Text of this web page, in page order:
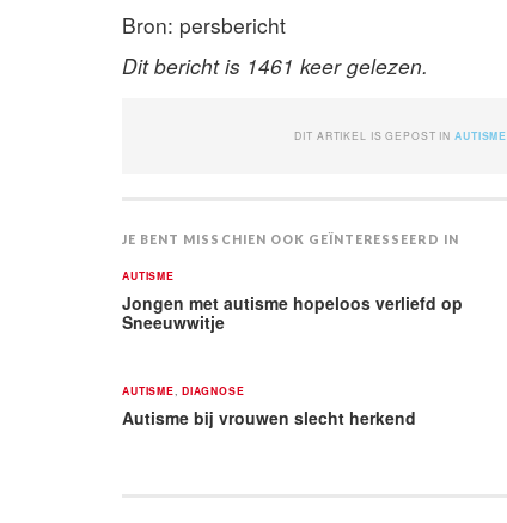
Bron: persbericht
Dit bericht is 1461 keer gelezen.
DIT ARTIKEL IS GEPOST INAUTISME
JE BENT MISSCHIEN OOK GEÏNTERESSEERD IN
AUTISME
Jongen met autisme hopeloos verliefd op
Sneeuwwitje
AUTISME DIAGNOSE
Autisme bij vrouwen slecht herkend